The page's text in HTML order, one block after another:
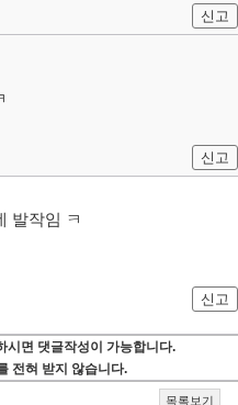
신고
신고
발작임 ㅋ
신고
시면 댓글작성이 가능합니다.
전혀 받지 않습니다.
목록보기